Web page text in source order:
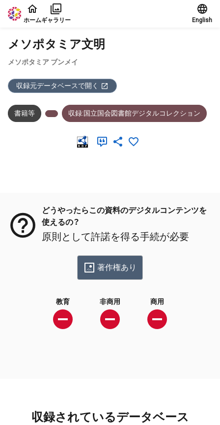
本文に飛ぶ
ホームギャラリー English
メソポタミア文明
メソポタミア ブンメイ
収録元データベースで開く
書籍等 収録:国立国会図書館デジタルコレクション
どうやったらこの資料のデジタルコンテンツを
使えるの？
原則として許諾を得る手続が必要
著作権あり
教育 非商用 商用
収録されているデータベース